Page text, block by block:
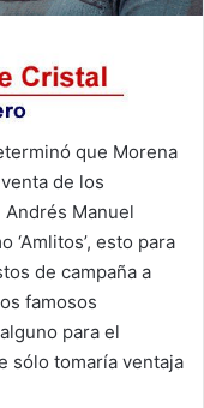
que Morena
de los
Manuel
‘Amlitos’, esto para
de campaña a
famosos
para el
sólo tomaría ventaja